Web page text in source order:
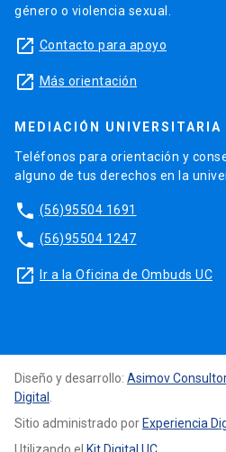
género o violencia sexual.
launch Contacto para apoyo
launch Más orientación
MEDIACIÓN UNIVERSITARIA
Teléfonos para orientación y
alguno de tus derechos en la
phone (56)95504 1691
phone (56)95504 1247
launch Ir a la Oficina de Ombuds UC
Diseño y desarrollo: Asimov
Digital
Sitio administrado por Experiencia